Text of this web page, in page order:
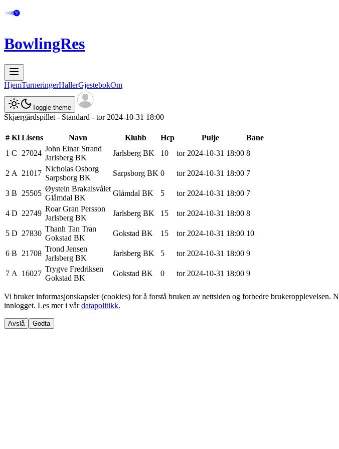
BowlingRes
HjemTurneringerHallerGjestebokOm
Toggle theme
Skjærgårdspillet - Standard - tor 2024-10-31 18:00
# Kl Lisens Navn Klubb Hcp Pulje
Bane
1 C 27024
John Einar Strand
Jarlsberg BK
Jarlsberg BK 10 tor 2024-10-31 18:00 8
2 A 21017
Nicholas Osborg
Sarpsborg BK
Sarpsborg BK 0 tor 2024-10-31 18:00 7
3 B 25505
Øystein Brakalsvålet
Glåmdal BK
Glåmdal BK 5 tor 2024-10-31 18:00 7
4 D 22749
Roar Gran Persson
Jarlsberg BK
Jarlsberg BK 15 tor 2024-10-31 18:00 8
5 D 27830
Thanh Tan Tran
Gokstad BK
Gokstad BK 15 tor 2024-10-31 18:00 10
6 B 21708
Trond Jensen
Jarlsberg BK
Jarlsberg BK 5 tor 2024-10-31 18:00 9
7 A 16027
Trygve Fredriksen
Gokstad BK
Gokstad BK 0 tor 2024-10-31 18:00 9
Vi bruker informasjonskapsler (cookies) for å forstå bruken av nettsiden og forbedre
innlogget. Les mer i vår datapolitikk.
Avslå Godta